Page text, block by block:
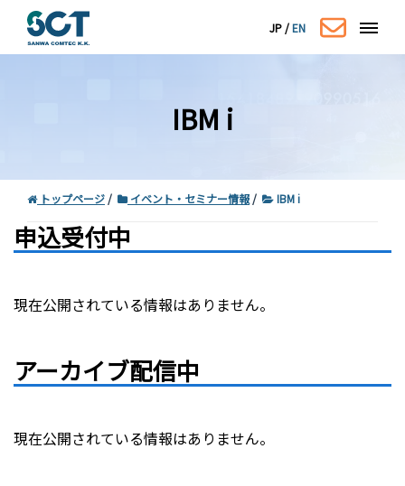
JP /EN
IBM i
トップページ イベント・セミナー情報 IBM i
申込受付中
現在公開されている情報はありません。
アーカイブ配信中
現在公開されている情報はありません。